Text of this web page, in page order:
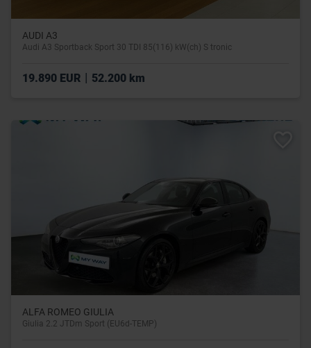
AUDI A3
Audi A3 Sportback Sport 30 TDI 85(116) kW(ch) S tronic
19.890 EUR | 52.200 km
ALFA ROMEO GIULIA
Giulia 2.2 JTDm Sport (EU6d-TEMP)